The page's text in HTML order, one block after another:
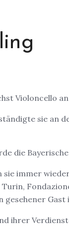
Violoncello
sie an
die
immer
Turin,
gesehener Gast
ihrer